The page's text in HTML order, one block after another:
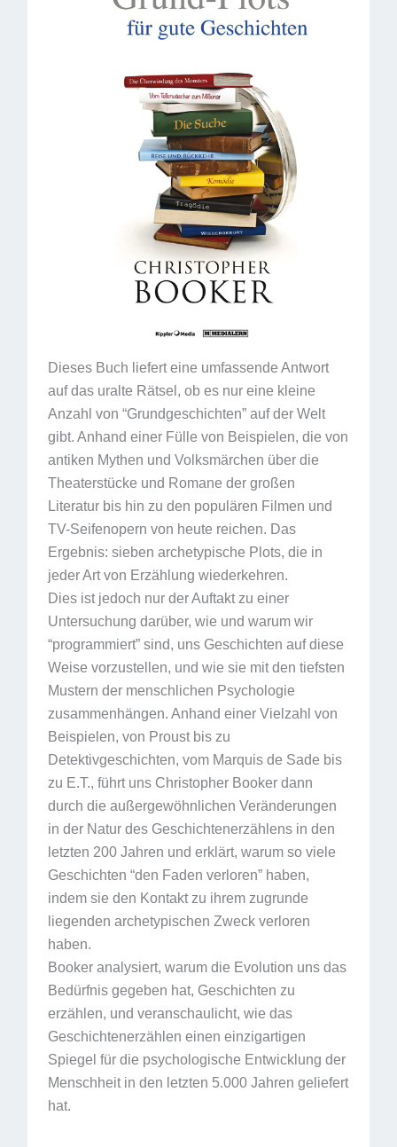
Dieses Buch liefert eine umfassende Antwort
auf das uralte Rätsel, ob es nur eine kleine
Anzahl von “Grundgeschichten” auf der Welt
gibt. Anhand einer Fülle von Beispielen, die von
antiken Mythen und Volksmärchen über die
Theaterstücke und Romane der großen
Literatur bis hin zu den populären Filmen und
TV-Seifenopern von heute reichen. Das
Ergebnis: sieben archetypische Plots, die in
jeder Art von Erzählung wiederkehren.
Dies ist jedoch nur der Auftakt zu einer
Untersuchung darüber, wie und warum wir
“programmiert” sind, uns Geschichten auf diese
Weise vorzustellen, und wie sie mit den tiefsten
Mustern der menschlichen Psychologie
zusammenhängen. Anhand einer Vielzahl von
Beispielen, von Proust bis zu
Detektivgeschichten, vom Marquis de Sade bis
zu E.T., führt uns Christopher Booker dann
durch die außergewöhnlichen Veränderungen
in der Natur des Geschichtenerzählens in den
letzten 200 Jahren und erklärt, warum so viele
Geschichten “den Faden verloren” haben,
indem sie den Kontakt zu ihrem zugrunde
liegenden archetypischen Zweck verloren
haben.
Booker analysiert, warum die Evolution uns das
Bedürfnis gegeben hat, Geschichten zu
erzählen, und veranschaulicht, wie das
Geschichtenerzählen einen einzigartigen
Spiegel für die psychologische Entwicklung der
Menschheit in den letzten 5.000 Jahren geliefert
hat.